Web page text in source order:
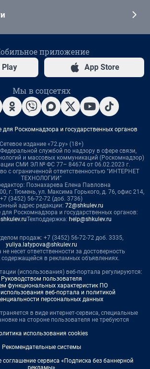
приложение
Play App Store
Мы в соцсетях
Роскомнадзора и государственных органов
Сетевое издание «72.ру» (18+)
службой по надзору в сфере связи,
и массовых коммуникаций (Роскомнадзор)
СМИ ЭЛ № ФС 77– 84674 от 06.02.2023 г.
с ограниченной ответственностью "ИНТЕРНЕТ
ТЕХНОЛОГИИ"
Познахарева Елена Павловна
г. Тюмень, ул. Максима Горького, д. 76, офис 214,
+7 (3452) 56-72-72 (доб. 3736)
адрес редакции: 72@shkulev.ru
Роскомнадзора и государственных органов:
Техподдержка: help@shkulev.ru
продаж: +7 (3452) 56-72-72 доб. 3335,
yuliya.latypova@shkulev.ru
несет ответственности за достоверность
в рекламных объявлениях.
(использования) веб-портала регулируются:
Руководством пользователя
функциональных характеристик ПО
веб-портала и политикой
персональных данных
в виде интернет-сервиса, специальные
на стороне пользователя не требуются
использования cookies
Рекомендательные системы
соглашение сервиса «Подписка без баннерной
рекламы»